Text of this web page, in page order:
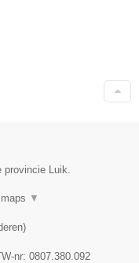
Luik.
▼
)
nr: 0807.380.092